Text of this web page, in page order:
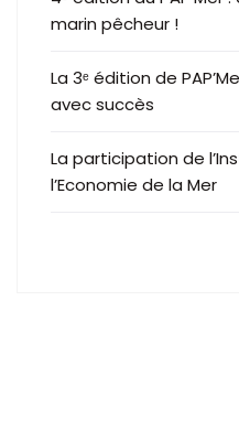
marin pêcheur !
La 3ᵉ édition de
avec succès
La participation de
l’Economie de la Mer